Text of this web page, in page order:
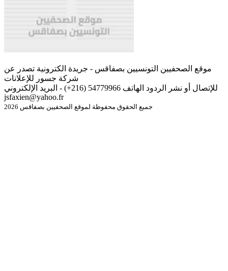
موقع الصحفيين التونسيين بصفاقس - جريدة الكترونية تصدر عن
شركة جسور للإعلانات
للإتصال أو نشر الردود الهاتف 54779966 (216+) - البريد الإلكتروني
jsfaxien@yahoo.fr
جميع الحقوق محفوظة لموقع الصحفيين بصفاقس 2026